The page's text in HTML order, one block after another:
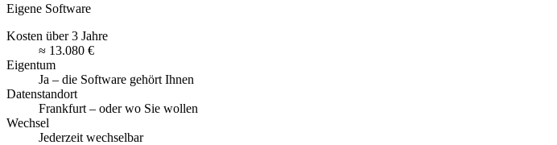
Eigene Software
Kosten über 3 Jahre
≈ 13.080 €
Eigentum
Ja – die Software gehört Ihnen
Datenstandort
Frankfurt – oder wo Sie wollen
Wechsel
Jederzeit wechselbar